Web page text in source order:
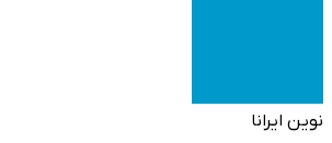
نوین ایرانا